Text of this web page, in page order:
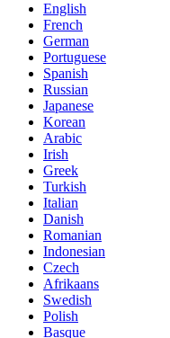
English
French
German
Portuguese
Spanish
Russian
Japanese
Korean
Arabic
Irish
Greek
Turkish
Italian
Danish
Romanian
Indonesian
Czech
Afrikaans
Swedish
Polish
Basque